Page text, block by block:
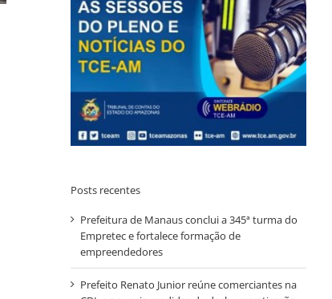
Posts recentes
Prefeitura de Manaus conclui a 345ª turma do
Empretec e fortalece formação de
empreendedores
Prefeito Renato Junior reúne comerciantes na